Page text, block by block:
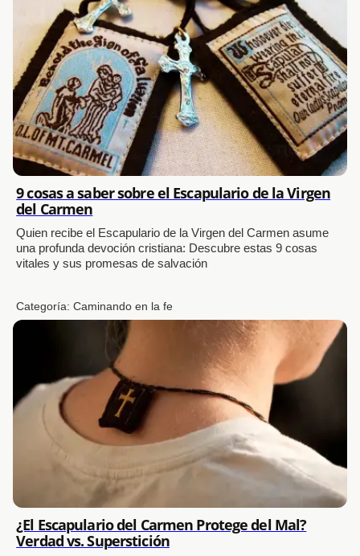
9 cosas a saber sobre el Escapulario de la Virgen
del Carmen
Quien recibe el Escapulario de la Virgen del Carmen asume
una profunda devoción cristiana: Descubre estas 9 cosas
vitales y sus promesas de salvación
Categoría:Caminando en la fe
¿El Escapulario del Carmen Protege del Mal?
Verdad vs. Superstición